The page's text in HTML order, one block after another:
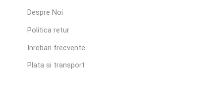
Despre Noi
Politica retur
Inrebari frecvente
Plata si transport